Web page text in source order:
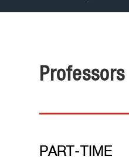
Professors
PART-TIME